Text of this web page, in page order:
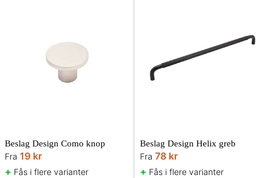
Beslag Design Como knop
Fra 19 kr
+ Fås i flere varianter
Beslag Design Helix greb
Fra 78 kr
+ Fås i flere varianter